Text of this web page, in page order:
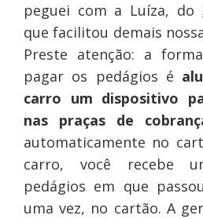
peguei com a Luíza, do
que facilitou demais
Preste atenção: a
pagar os pedágios é
carro um dispositivo
nas praças de
automaticamente no
carro, você recebe
pedágios em que
uma vez, no cartão. A